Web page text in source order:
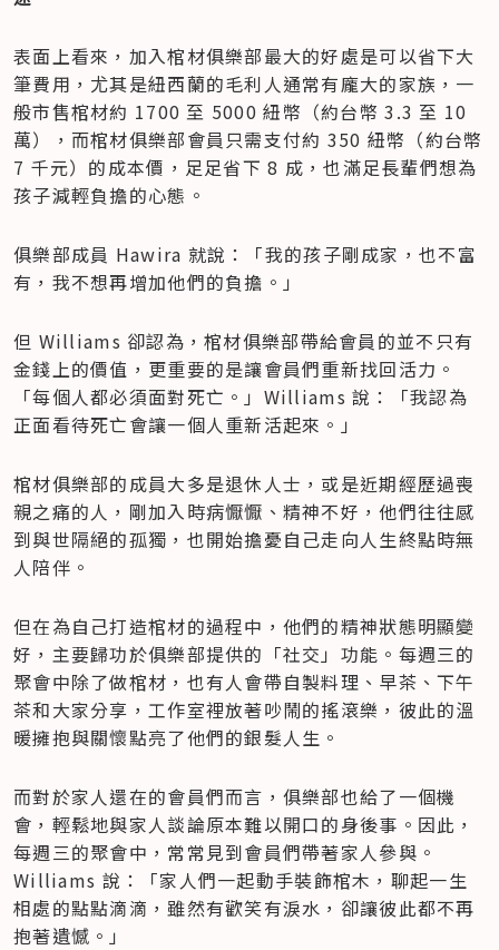
表面上看來，加入棺材俱樂部最大的好處是可以省下大
筆費用，尤其是紐西蘭的毛利人通常有龐大的家族，一
般市售棺材約 1700 至 5000 紐幣（約台幣 3.3 至 10
萬），而棺材俱樂部會員只需支付約 350 紐幣（約台幣
7 千元）的成本價，足足省下 8 成，也滿足長輩們想為
孩子減輕負擔的心態。
俱樂部成員 Hawira 就說：「我的孩子剛成家，也不富
有，我不想再增加他們的負擔。」
但 Williams 卻認為，棺材俱樂部帶給會員的並不只有
金錢上的價值，更重要的是讓會員們重新找回活力。
「每個人都必須面對死亡。」Williams 說：「我認為
正面看待死亡會讓一個人重新活起來。」
棺材俱樂部的成員大多是退休人士，或是近期經歷過喪
親之痛的人，剛加入時病懨懨、精神不好，他們往往感
到與世隔絕的孤獨，也開始擔憂自己走向人生終點時無
人陪伴。
但在為自己打造棺材的過程中，他們的精神狀態明顯變
好，主要歸功於俱樂部提供的「社交」功能。每週三的
聚會中除了做棺材，也有人會帶自製料理、早茶、下午
茶和大家分享，工作室裡放著吵鬧的搖滾樂，彼此的溫
暖擁抱與關懷點亮了他們的銀髮人生。
而對於家人還在的會員們而言，俱樂部也給了一個機
會，輕鬆地與家人談論原本難以開口的身後事。因此，
每週三的聚會中，常常見到會員們帶著家人參與。
Williams 說：「家人們一起動手裝飾棺木，聊起一生
相處的點點滴滴，雖然有歡笑有淚水，卻讓彼此都不再
抱著遺憾。」